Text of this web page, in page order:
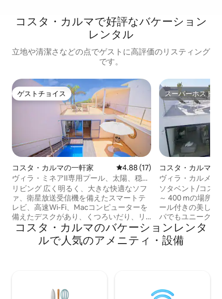
コスタ・カルマで好評なバケーション
レンタル
立地や清潔さなどの点でゲストに高評価のリスティング
です。
ゲストチョイス
ゲストチョイス
コスタ・カルマの一軒家 レビュー17件、5つ星中4.88つ
4.88 (17)
ヴィラ・ミネアII専用プール、太陽、穏や
かさ
リビング 広く明るく、大きな快適なソフ
ァ、衛星放送受信機を備えたスマートテ
レビ、高速Wi-Fi、Macコンピューターを
備えたデスクがあり、くつろいだり、リ
モートワークに最適です。 キッチン IHコ
ンロ、オーブン/グリル、電子レンジ、食
器洗浄機、冷蔵庫、コーヒーメーカー、
ッド（160×200cm）を備えたダブルルー
スーパーホスト
スーパーホスト
コスタ・カルマの
ヴィラ・カルメン
チ、専用プール
ソタベント/コス
～ 400 mの場所
ール付きの美しい
パでもユニークな
は、ウィンドサ
ァー（ルネ・エ
先）に最適です
ィラは設備がとて
コスタ・カルマのバケーションレンタ
ルで人気のアメニティ・設備